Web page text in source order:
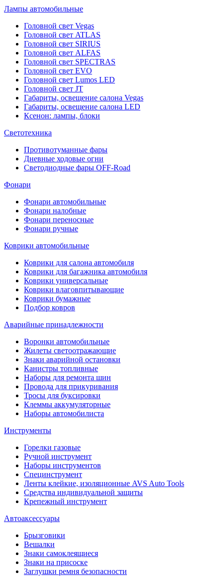
Лампы автомобильные
Головной свет Vegas
Головной свет ATLAS
Головной свет SIRIUS
Головной свет ALFAS
Головной свет SPECTRAS
Головной свет EVO
Головной свет Lumos LED
Головной свет JT
Габариты, освещение салона Vegas
Габариты, освещение салона LED
Ксенон: лампы, блоки
Светотехника
Противотуманные фары
Дневные ходовые огни
Светодиодные фары OFF-Road
Фонари
Фонари автомобильные
Фонари налобные
Фонари переносные
Фонари ручные
Коврики автомобильные
Коврики для салона автомобиля
Коврики для багажника автомобиля
Коврики универсальные
Коврики влаговпитывающие
Коврики бумажные
Подбор ковров
Аварийные принадлежности
Воронки автомобильные
Жилеты светоотражающие
Знаки аварийной остановки
Канистры топливные
Наборы для ремонта шин
Провода для прикуривания
Тросы для буксировки
Клеммы аккумуляторные
Наборы автомобилиста
Инструменты
Горелки газовые
Ручной инструмент
Наборы инструментов
Специнструмент
Ленты клейкие, изоляционные AVS Auto Tools
Средства индивидуальной защиты
Крепежный инструмент
Автоаксессуары
Брызговики
Вешалки
Знаки самоклеящиеся
Знаки на присоске
Заглушки ремня безопасности